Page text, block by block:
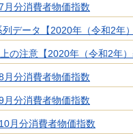
月分消費者物価指数
データ【2020年（令和2年）
の注意【2020年（令和2年）
月分消費者物価指数
月分消費者物価指数
月分消費者物価指数